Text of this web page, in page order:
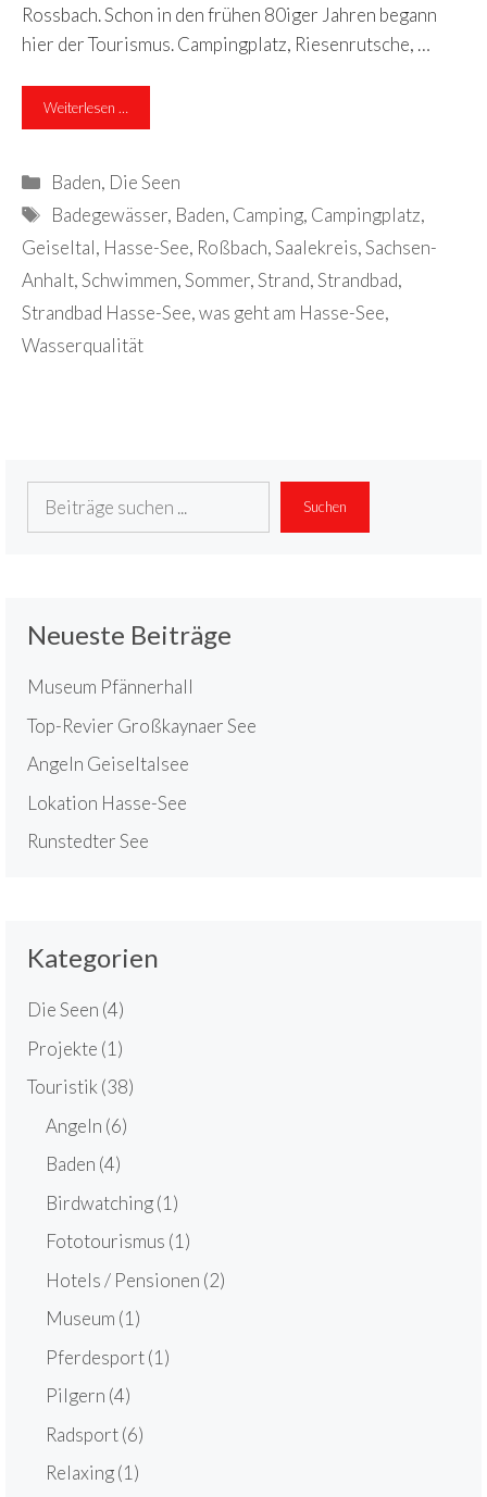
Rossbach. Schon in den frühen 80iger Jahren begann
hier der Tourismus. Campingplatz, Riesenrutsche, …
Weiterlesen …
Kategorien
Baden, Die Seen
Schlagwörter
Badegewässer, Baden, Camping, Campingplatz,
Geiseltal, Hasse-See, Roßbach,Saalekreis,Sachsen-
Anhalt,Schwimmen,Sommer,Strand,Strandbad,
Strandbad Hasse-See,was geht am Hasse-See,
Wasserqualität
Suchen Suchen
Neueste Beiträge
Museum Pfännerhall
Top-Revier Großkaynaer See
Angeln Geiseltalsee
Lokation Hasse-See
Runstedter See
Kategorien
Die Seen (4)
Projekte (1)
Touristik (38)
Angeln (6)
Baden (4)
Birdwatching(1)
Fototourismus (1)
Hotels / Pensionen (2)
Museum (1)
Pferdesport(1)
Pilgern (4)
Radsport(6)
Relaxing(1)